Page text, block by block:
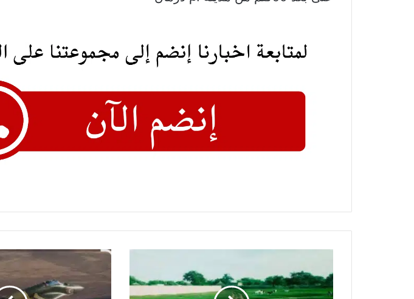
تبسط
سيطرتها
56